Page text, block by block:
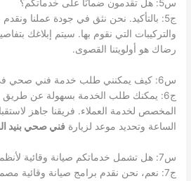
س5: هل تقدمون ضمانًا على خدماتكم؟
ج5: بالتأكيد. نحن نثق في جودة عملنا
والتركيبات التي نقوم بها. سيتم إبلاغك
رضاك هو أولويتنا القصوى.
س6: كيف يمكنني طلب خدمة فني صحي في بنيد القار؟
ج6: يمكنك طلب الخدمة بسهولة عن طريق
المخصص لخدمة العملاء. فريقنا جاهز
الساعة وتحديد موعد لزيارةفني صحي بنيد
س7: هل تشمل خدماتكم صيانة وقائية لأنظمة السباكة؟
ج7: نعم، نحن نقدم برامج صيانة وقائية